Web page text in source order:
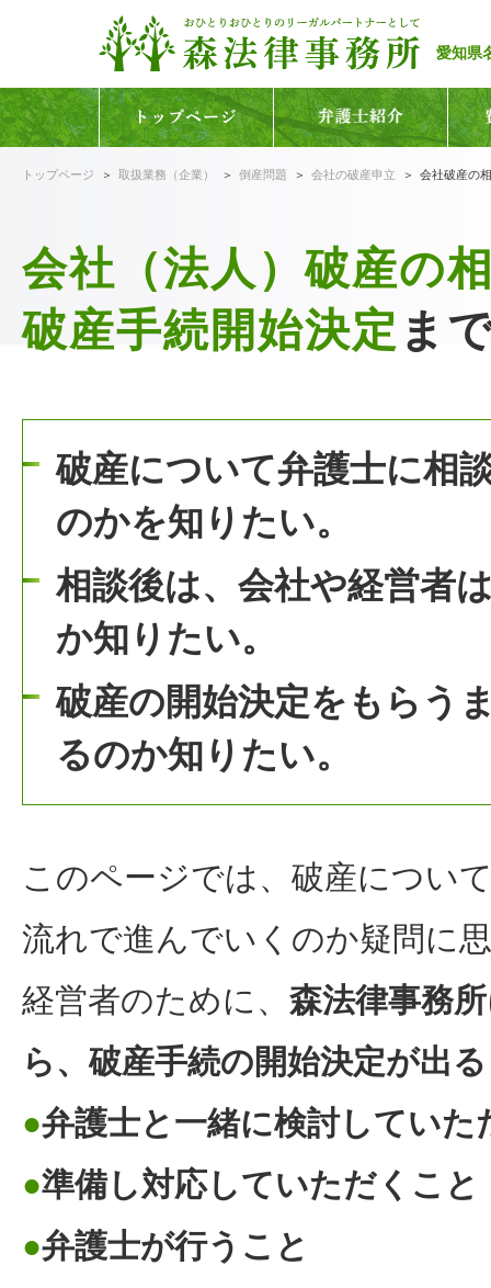
愛知県
トップページ 取扱業務（企業） 倒産問題 会社の破産申立 会社破産の
会社（法人）破産の
破産手続開始決定 ま
破産について弁護士に相
のかを知りたい。
相談後は、会社や経営者
か知りたい。
破産の開始決定をもらう
るのか知りたい。
このページでは、破産につい
流れで進んでいくのか疑問に
経営者のために、 森法律事務
ら、破産手続の開始決定が出
●弁護士と一緒に検討していた
●準備し対応していただくこと
●弁護士が行うこと